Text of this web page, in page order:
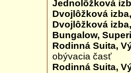
Jednolôžková
Dvojlôžková
Dvojlôžková
Bungalow,
Rodinná Suita,
obývacia časť
Rodinná Suita,